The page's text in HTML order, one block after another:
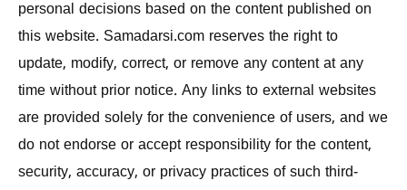
personal decisions based on the content published on
this website. Samadarsi.com reserves the right to
update, modify, correct, or remove any content at any
time without prior notice. Any links to external websites
are provided solely for the convenience of users, and we
do not endorse or accept responsibility for the content,
security, accuracy, or privacy practices of such third-